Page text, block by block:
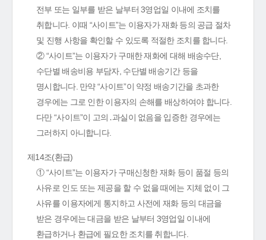
전부 또는 일부를 받은 날부터 3영업일 이내에 조치를
취합니다. 이때 “사이트”는 이용자가 재화 등의 공급 절차
및 진행 사항을 확인할 수 있도록 적절한 조치를 합니다.
② “사이트”는 이용자가 구매한 재화에 대해 배송수단,
수단별 배송비용 부담자, 수단별 배송기간 등을
명시합니다. 만약 “사이트”이 약정 배송기간을 초과한
경우에는 그로 인한 이용자의 손해를 배상하여야 합니다.
다만 “사이트”이 고의․과실이 없음을 입증한 경우에는
그러하지 아니합니다.
제14조(환급)
① “사이트”는 이용자가 구매신청한 재화 등이 품절 등의
사유로 인도 또는 제공을 할 수 없을 때에는 지체 없이 그
사유를 이용자에게 통지하고 사전에 재화 등의 대금을
받은 경우에는 대금을 받은 날부터 3영업일 이내에
환급하거나 환급에 필요한 조치를 취합니다.